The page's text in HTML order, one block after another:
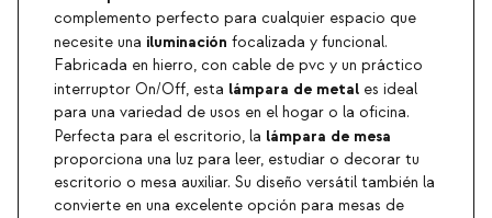
complemento perfecto para cualquier espacio que
necesite una iluminación focalizada y funcional.
Fabricada en hierro, con cable de pvc y un práctico
interruptor On/Off, esta lámpara de metal es ideal
para una variedad de usos en el hogar o la oficina.
Perfecta para el escritorio, la lámpara de mesa
proporciona una luz para leer, estudiar o decorar tu
escritorio o mesa auxiliar. Su diseño versátil también la
convierte en una excelente opción para mesas de